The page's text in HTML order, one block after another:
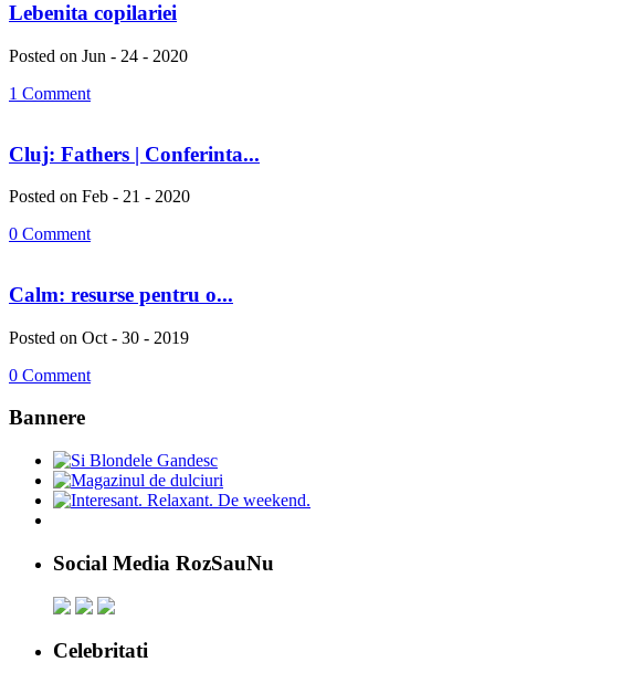
Lebenita copilariei
Posted on Jun - 24 - 2020
1 Comment
Cluj: Fathers | Conferinta...
Posted on Feb - 21 - 2020
0 Comment
Calm: resurse pentru o...
Posted on Oct - 30 - 2019
0 Comment
Bannere
Social Media RozSauNu
Celebritati